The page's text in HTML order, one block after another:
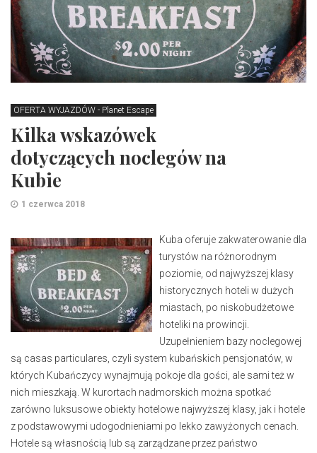
OFERTA WYJAZDÓW - Planet Escape
Kilka wskazówek
dotyczących noclegów na
Kubie
1 czerwca 2018
Kuba oferuje zakwaterowanie dla
turystów na różnorodnym
poziomie, od najwyższej klasy
historycznych hoteli w dużych
miastach, po niskobudżetowe
hoteliki na prowincji.
Uzupełnieniem bazy noclegowej
są casas particulares, czyli system kubańskich pensjonatów, w
których Kubańczycy wynajmują pokoje dla gości, ale sami też w
nich mieszkają. W kurortach nadmorskich można spotkać
zarówno luksusowe obiekty hotelowe najwyższej klasy, jak i hotele
z podstawowymi udogodnieniami po lekko zawyżonych cenach.
Hotele są własnością lub są zarządzane przez państwo